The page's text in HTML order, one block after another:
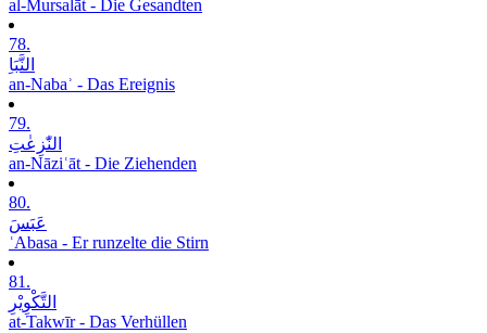
al-Mursalāt - Die Gesandten
78.
النَّبَاِ
an-Nabaʾ - Das Ereignis
79.
النّٰزِعٰتِ
an-Nāziʿāt - Die Ziehenden
80.
عَبَسَ
ʿAbasa - Er runzelte die Stirn
81.
التَّکْوِیْرِ
at-Takwīr - Das Verhüllen